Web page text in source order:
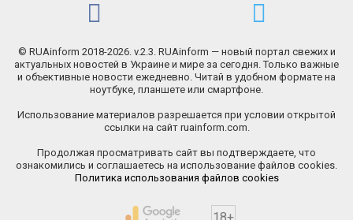
© RUAinform 2018-2026. v.2.3. RUAinform — новый портал свежих и
актуальных новостей в Украине и мире за сегодня. Только важные
и объективные новости ежедневно. Читай в удобном формате на
ноутбуке, планшете или смартфоне.
Использование материалов разрешается при условии открытой
ссылки на сайт ruainform.com.
Продолжая просматривать сайт вы подтверждаете, что
ознакомились и соглашаетесь на использование файлов cookies.
Политика использования файлов cookies